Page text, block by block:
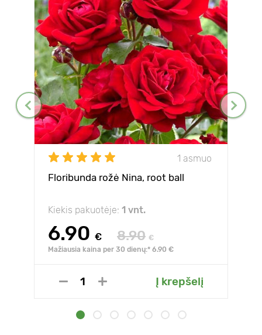
1 asmuo
Floribunda rožė Nina, root ball
Kiekis pakuotėje: 1 vnt.
6.90 € 8.90 €
Mažiausia kaina per 30 dienų:* 6.90 €
Į krepšelį